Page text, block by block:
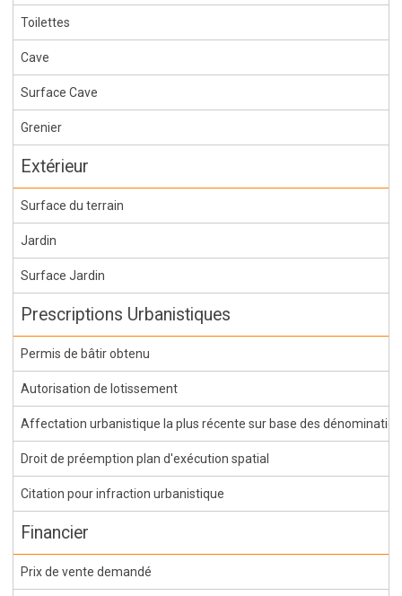
Toilettes
Cave
Surface Cave
Grenier
Extérieur
Surface du terrain
Jardin
Surface Jardin
Prescriptions Urbanistiques
Permis de bâtir obtenu
Autorisation de lotissement
Affectation urbanistique la plus récente sur base des
Droit de préemption plan d'exécution spatial
Citation pour infraction urbanistique
Financier
Prix de vente demandé